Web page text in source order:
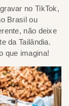
no TikTok,
Brasil ou
não deixe
da Tailândia.
que imagina!